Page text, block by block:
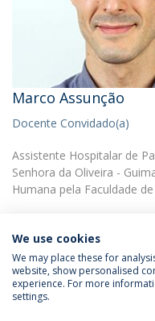
Marco Assunção
Docente Convidado(a)
Assistente Hospitalar de
Senhora da Oliveira -
Humana pela Faculdade
Política de
We use cookies
We may place these for
website, show personalised
experience. For more
settings.